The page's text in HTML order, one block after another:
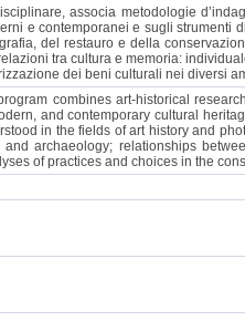
associa metodologie
e contemporanei e sugli strumenti
del restauro e della
tra cultura e memoria:
dei beni culturali nei diversi
combines art-historical
and contemporary cultural
in the fields of art history and
archaeology; relationships
of practices and choices in the